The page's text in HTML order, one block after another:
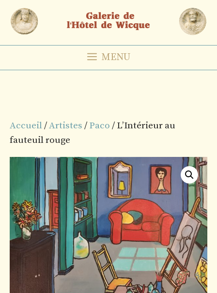
Aller
contenu
MENU
Accueil/Artistes / Paco / L’Intérieur au
fauteuil rouge